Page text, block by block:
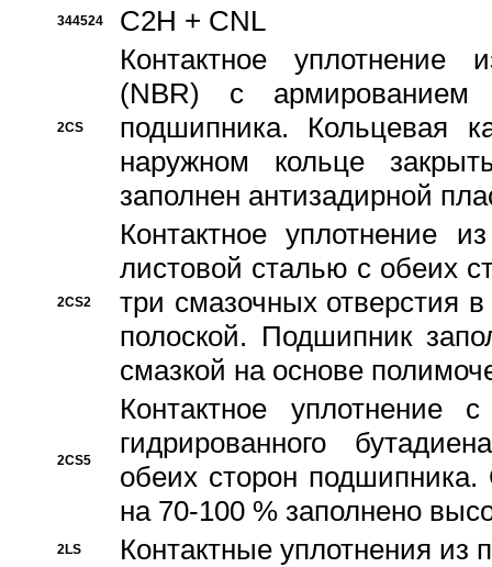
344524 C2H + CNL
2CS
Контактное уплотнение
(NBR) с
подшипника. Кольцевая
наружном кольце
заполнен антизадирной
2CS2
Контактное уплотнение
листовой сталью с обеих
три смазочных отверстия
полоской. Подшипник
смазкой на основе
2CS5
Контактное уплотнение
гидрированного
обеих сторон
на 70-100 % заполнено
2LS Контактные уплотнения из